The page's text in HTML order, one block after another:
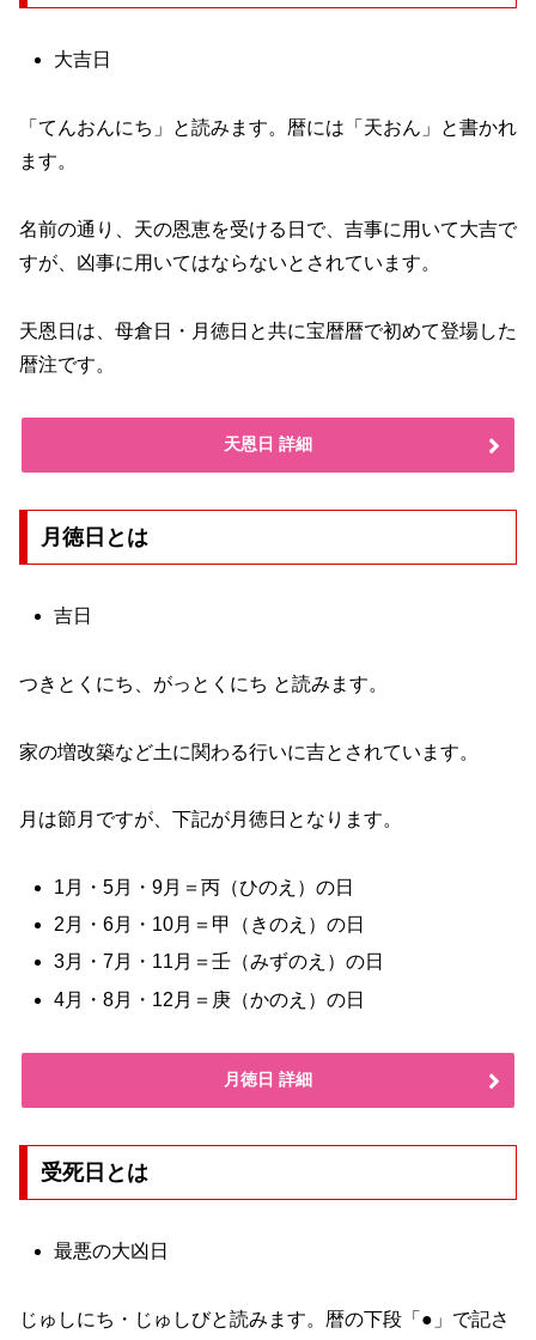
大吉日
「てんおんにち」と読みます。暦には「天おん」と書かれ
ます。
名前の通り、天の恩恵を受ける日で、吉事に用いて大吉で
すが、凶事に用いてはならないとされています。
天恩日は、母倉日・月徳日と共に宝暦暦で初めて登場した
暦注です。
天恩日 詳細
月徳日とは
吉日
つきとくにち、がっとくにち と読みます。
家の増改築など土に関わる行いに吉とされています。
月は節月ですが、下記が月徳日となります。
1月・5月・9月＝丙（ひのえ）の日
2月・6月・10月＝甲（きのえ）の日
3月・7月・11月＝壬（みずのえ）の日
4月・8月・12月＝庚（かのえ）の日
月徳日 詳細
受死日とは
最悪の大凶日
じゅしにち・じゅしびと読みます。暦の下段「●」で記さ